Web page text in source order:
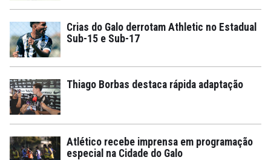
Crias do Galo derrotam Athletic no Estadual
Sub-15 e Sub-17
Thiago Borbas destaca rápida adaptação
Atlético recebe imprensa em programação
especial na Cidade do Galo